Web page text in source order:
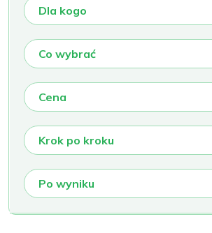
Dla kogo
Co wybrać
Cena
Krok po kroku
Po wyniku